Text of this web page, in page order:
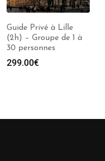
Guide Privé à Lille
(2h) – Groupe de 1 à
30 personnes
299.00€